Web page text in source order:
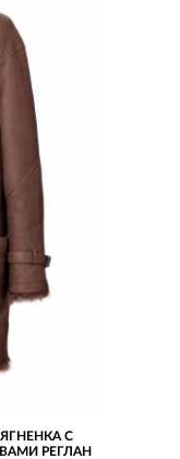
С
РЕГЛАН